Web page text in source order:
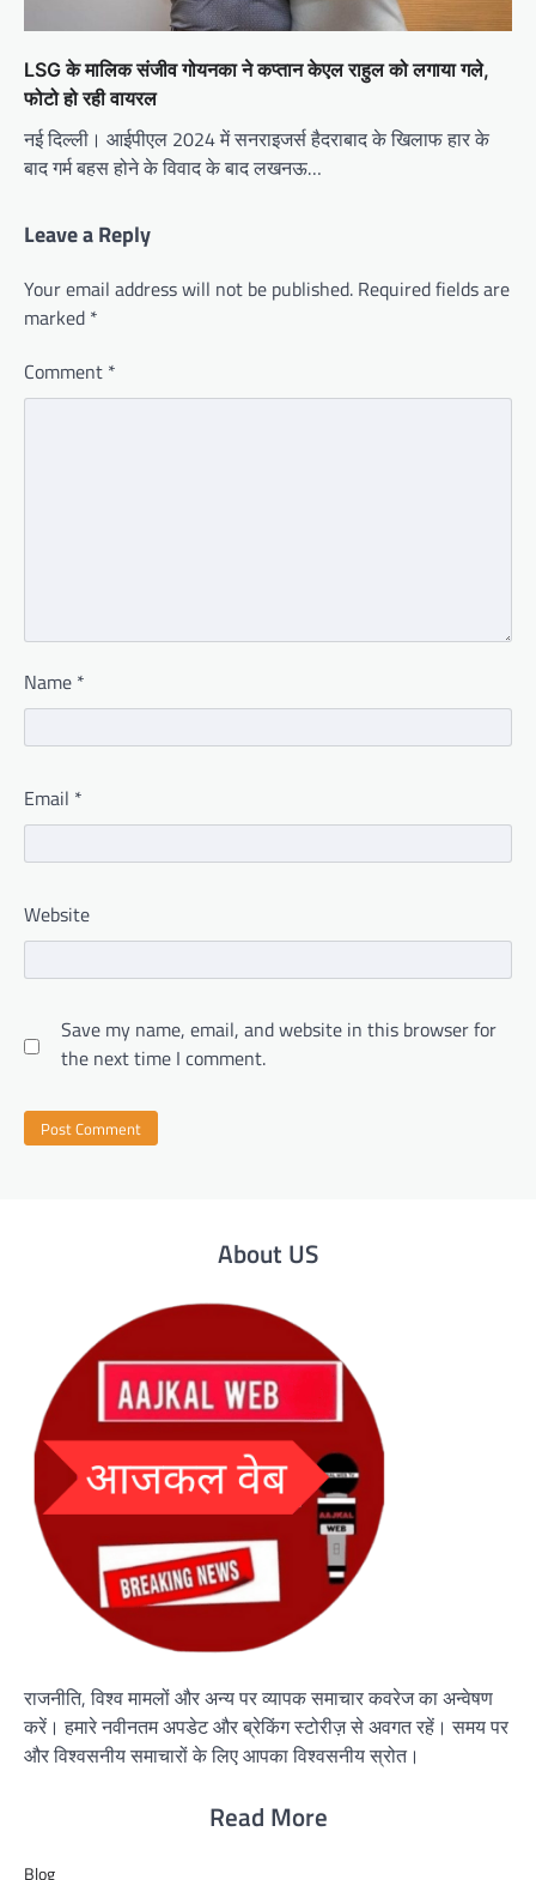
LSG के मालिक संजीव गोयनका ने कप्तान केएल राहुल को लगाया गले,
फोटो हो रही वायरल
नई दिल्ली। आईपीएल 2024 में सनराइजर्स हैदराबाद के खिलाफ हार के
बाद गर्म बहस होने के विवाद के बाद लखनऊ…
Leave a Reply
Your email address will not be published. Required fields are
marked *
Comment *
Name *
Email *
Website
Save my name, email, and website in this browser for
the next time I comment.
About US
राजनीति, विश्व मामलों और अन्य पर व्यापक समाचार कवरेज का अन्वेषण
करें। हमारे नवीनतम अपडेट और ब्रेकिंग स्टोरीज़ से अवगत रहें। समय पर
और विश्वसनीय समाचारों के लिए आपका विश्वसनीय स्रोत।
Read More
Blog